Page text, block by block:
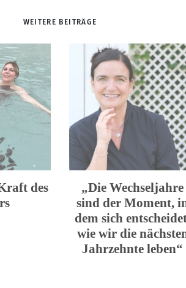
WEITERE BEITRÄGE
des
„Die Wechseljahre
sind der Moment,
dem sich
wie wir die
Jahrzehnte leben“